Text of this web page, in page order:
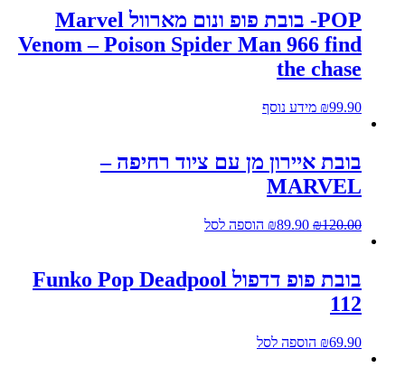
POP- בובת פופ ונום מארוול Marvel
Venom – Poison Spider Man 966 find
the chase
₪99.90 מידע נוסף
בובת איירון מן עם ציוד רחיפה –
MARVEL
₪120.00
₪89.90 הוספה לסל
בובת פופ דדפול Funko Pop Deadpool
112
₪69.90 הוספה לסל